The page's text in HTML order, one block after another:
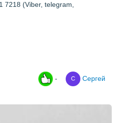
7218 (Viber, telegram,
- Сергей